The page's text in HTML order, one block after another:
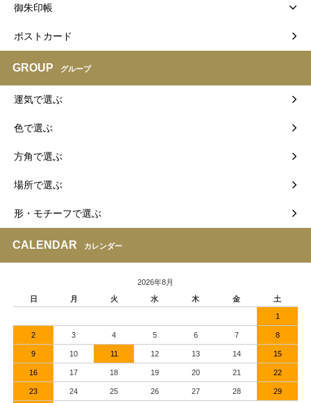
御朱印帳
ポストカード
GROUP グループ
運気で選ぶ
色で選ぶ
方角で選ぶ
場所で選ぶ
形・モチーフで選ぶ
CALENDAR カレンダー
2026年8月
日
月 火 水 木 金 土
1
2 3 4 5 6 7 8
9 10 11 12 13 14 15
16 17 18 19 20 21 22
23 24 25 26 27 28 29